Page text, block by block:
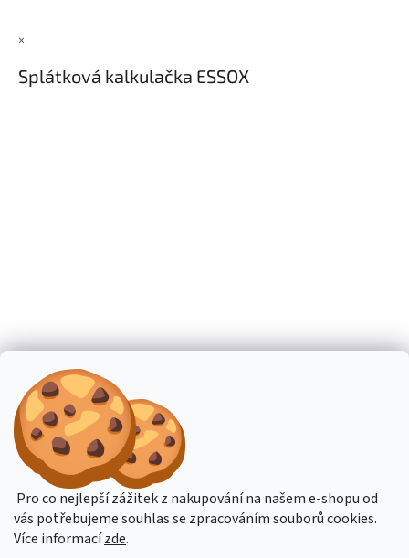
Pro co nejlepší zážitek z nakupování na našem e-shopu od
vás potřebujeme souhlas se zpracováním souborů cookies.
Více informacízde.
×
Splátková kalkulačka ESSOX